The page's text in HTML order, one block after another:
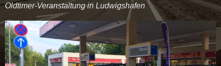
Oldtimer-Veranstaltung in Ludwigshafen